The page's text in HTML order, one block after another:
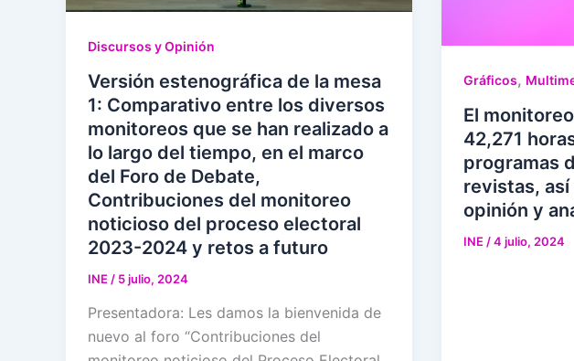
Discursos y Opinión
Versión estenográfica de la mesa
1: Comparativo entre los diversos
monitoreos que se han realizado a
lo largo del tiempo, en el marco
del Foro de Debate,
Contribuciones del monitoreo
noticioso del proceso electoral
2023-2024 y retos a futuro
INE / 5 julio, 2024
Presentadora: Les damos la bienvenida de
nuevo al foro “Contribuciones del
Gráficos,
El
42,271
programas
revistas,
opinión y
INE /4 julio, 2024